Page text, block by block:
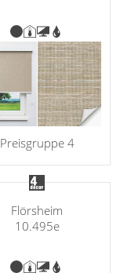
Preisgruppe 4
Flörsheim
10.495e